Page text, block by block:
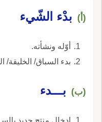
(أ) بدْء الشّيء
أوّله ونشأته.
بدء السباق/ الخليقة/
(ب) بـــدء
ادخال منتج جديد